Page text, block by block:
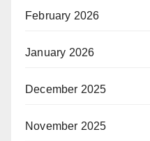
February 2026
January 2026
December 2025
November 2025